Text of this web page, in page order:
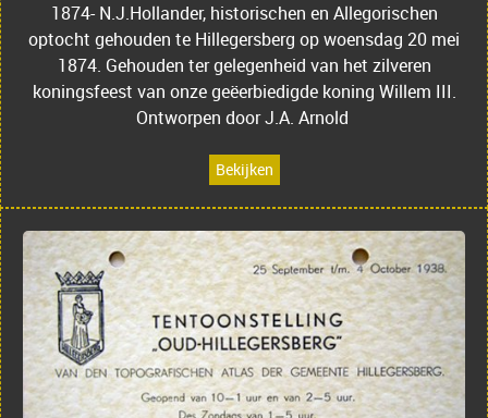
1874- N.J.Hollander, historischen en Allegorischen
optocht gehouden te Hillegersberg op woensdag 20 mei
1874. Gehouden ter gelegenheid van het zilveren
koningsfeest van onze geëerbiedigde koning Willem III.
Ontworpen door J.A. Arnold
Bekijken